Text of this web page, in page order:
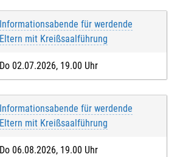
Informationsabende für werdende
Eltern mit Kreißsaalführung
Do 02.07.2026, 19.00 Uhr
Informationsabende für werdende
Eltern mit Kreißsaalführung
Do 06.08.2026, 19.00 Uhr